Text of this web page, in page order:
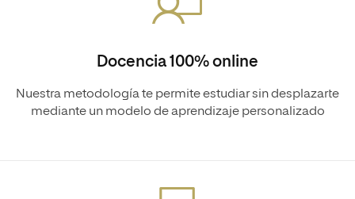
Docencia 100% online
Nuestra metodología te permite estudiar sin desplazarte
mediante un modelo de aprendizaje personalizado